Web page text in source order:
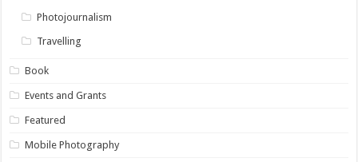
Photojournalism
Travelling
Book
Events and Grants
Featured
Mobile Photography